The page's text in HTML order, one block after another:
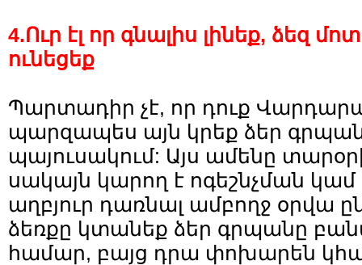
4.Ուր էլ որ գնալիս լինեք, ձեզ
ունեցեք
Պարտադիր չէ, որ դուք
պարզապես այն կրեք ձեր
պայուսակում: Այս ամենը
սակայն կարող է ոգեշնչման
աղբյուր դառնալ ամբողջ օրվա
ձեռքը կտանեք ձեր գրպանը
համար, բայց դրա փոխարեն